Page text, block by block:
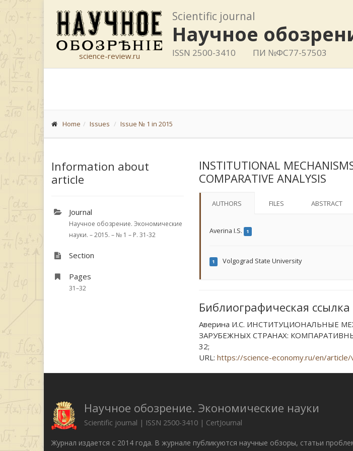
science-review.ru
Scientific journal
Научное
ISSN 2500-3410 ПИ №ФС77-57503
Home Issues Issue № 1 in 2015
Information about
article
Journal
Научное обозрение. Экономические
науки. – 2015. – № 1 – P. 31-32
Section
Pages
31–32
INSTITUTIONAL
COMPARATIVE ANALYSIS
AUTHORS FILES ABSTRACT
Averina I.S. 1
1 Volgograd State University
Библиографическая ссылка
Аверина И.С. ИНСТИТУЦИОНАЛЬНЫЕ
ЗАРУБЕЖНЫХ СТРАНАХ: КОМПАРАТИВНЫЙ
32;
URL: https://science-economy.ru/en/article/
Научное обозрение. Экономические науки
Scientific journal | ISSN 2500-3410 | CertJournal
Журнал издается с 2014 года. В журнале публикуются научные обзоры, статьи